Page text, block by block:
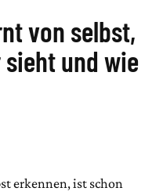
von selbst,
und wie
erkennen, ist schon